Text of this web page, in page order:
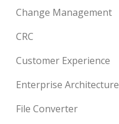
Change Management
CRC
Customer Experience
Enterprise Architecture
File Converter